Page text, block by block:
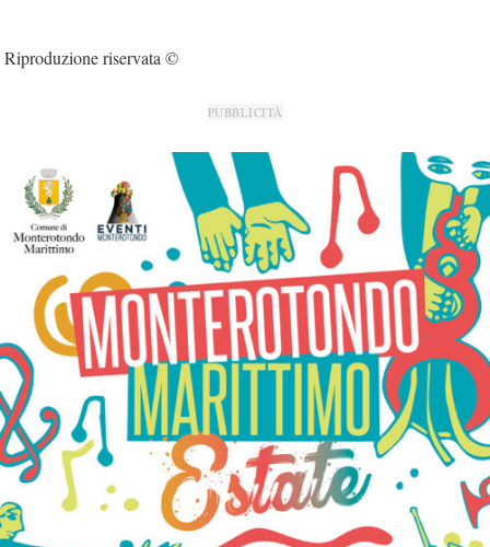
Riproduzione riservata ©
PUBBLICITÀ